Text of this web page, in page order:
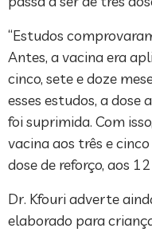
“Estudos
Antes, a vacina era
cinco, sete e doze
esses estudos, a dose
foi suprimida. Com
vacina aos três e
dose de reforço, aos
Dr. Kfouri adverte
elaborado para